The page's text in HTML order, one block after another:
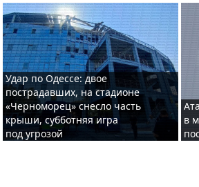
Удар по Одессе: двое
пострадавших, на стадионе
«Черноморец» снесло часть
крыши, субботняя игра
под угрозой
в